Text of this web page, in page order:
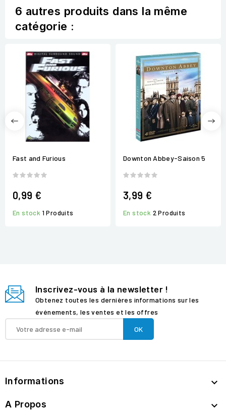
6 autres produits dans la même
catégorie :
Fast and Furious
0,99 €
En stock 1 Produits
Downton Abbey-Saison 5
3,99 €
En stock 2 Produits
Inscrivez-vous à la newsletter !
Obtenez toutes les dernières informations sur les
événements, les ventes et les offres
Informations 
A Propos 